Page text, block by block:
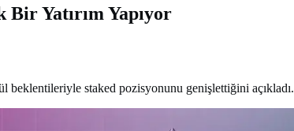
Yatırım Yapıyor
staked pozisyonunu genişlettiğini açıkladı.